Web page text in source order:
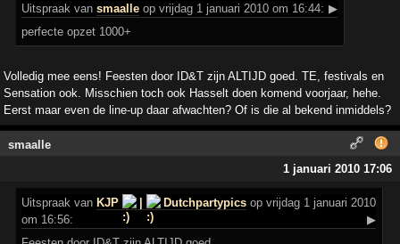
Uitspraak vansmaalle op vrijdag 1 januari 2010 om 16:44: ▶
perfecte opzet 1000+
Volledig mee eens! Feesten door ID&T zijn ALTIJD goed. TE, festivals en
Sensation ook. Misschien toch ook Hasselt doen komend voorjaar, hehe.
Eerst maar even de line-up daar afwachten? Of is die al bekend inmiddels?
smaalle
1 januari 2010 17:06
Uitspraak vanKJP | Dutchpartypics op vrijdag 1 januari 2010
om 16:56:
▶